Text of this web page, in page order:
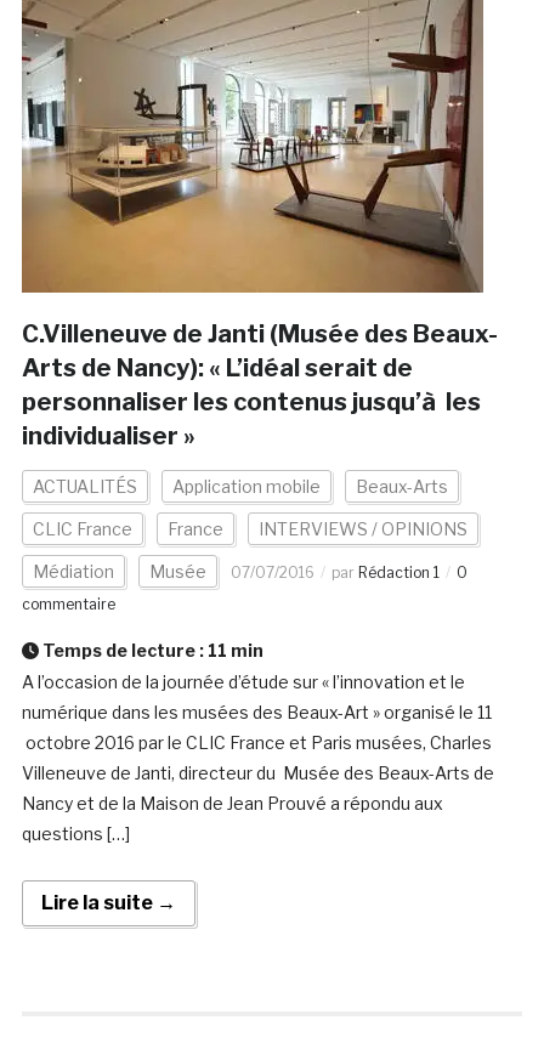
C.Villeneuve de Janti (Musée des Beaux-
Arts de Nancy): « L’idéal serait de
personnaliser les contenus jusqu’à les
individualiser »
ACTUALITÉS Application mobile Beaux-Arts
CLIC France France INTERVIEWS / OPINIONS
Médiation Musée 07/07/2016 par Rédaction 1
0
commentaire
Temps de lecture : 11 min
A l’occasion de la journée d’étude sur « l’innovation et le
numérique dans les musées des Beaux-Art » organisé le 11
octobre 2016 par le CLIC France et Paris musées, Charles
Villeneuve de Janti, directeur du Musée des Beaux-Arts de
Nancy et de la Maison de Jean Prouvé a répondu aux
questions […]
Lire la suite →